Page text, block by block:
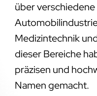
über
Medizintechnik
dieser Bereiche
präzisen und
Namen gemacht.